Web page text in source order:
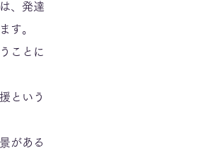
、発達
す。
ことに
という
がある